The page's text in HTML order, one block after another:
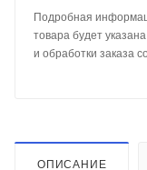
Подробная
товара будет
и обработки заказа
ОПИСАНИЕ